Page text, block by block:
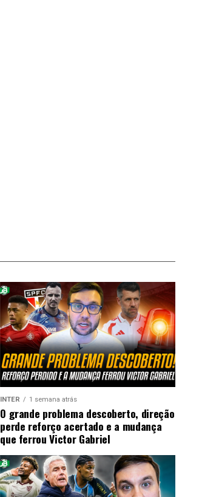
INTER 1 semana atrás
O grande problema descoberto, direção
perde reforço acertado e a mudança
que ferrou Victor Gabriel